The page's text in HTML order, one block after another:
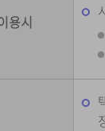
용시